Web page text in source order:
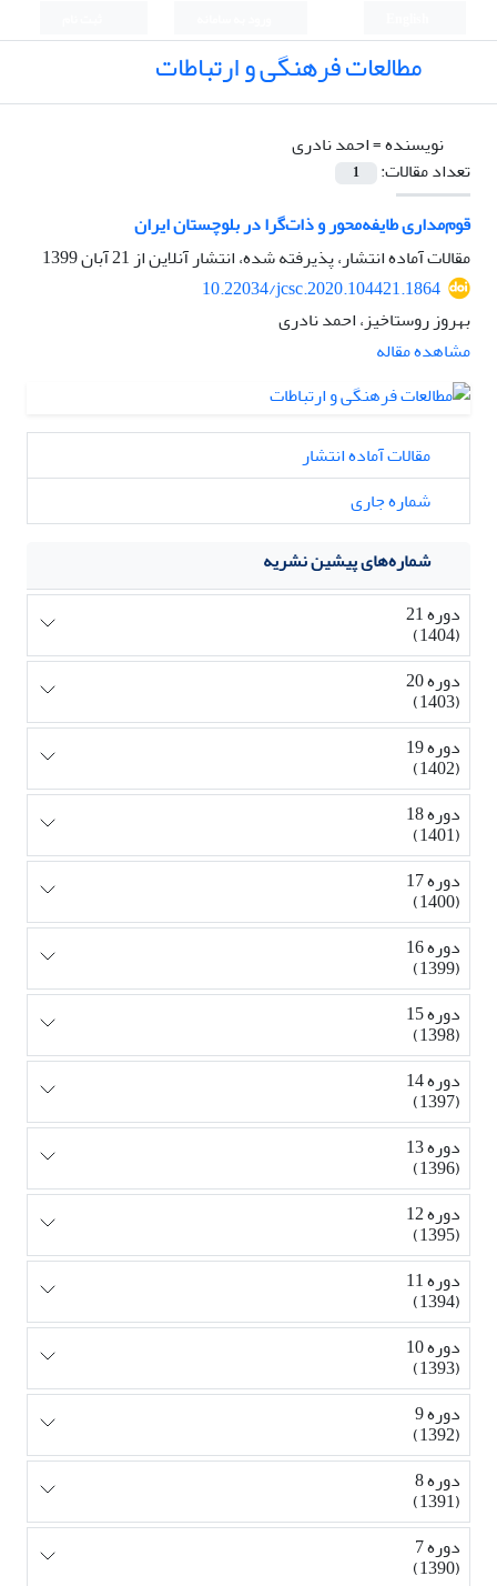
مطالعات فرهنگی و ارتباطات
نویسنده =احمد نادری
تعداد مقالات:
1
قوم‌مداری طایفه‌محور و ذات‌گرا در بلوچستان ایران
مقالات آماده انتشار، پذیرفته شده، انتشار آنلاین از21 آبان 1399
10.22034/jcsc.2020.104421.1864
بهروز روستاخیز، احمد نادری
مشاهده مقاله
مقالات آماده انتشار
شماره جاری
شماره‌های پیشین نشریه
دوره 21
(1404)
دوره 20
(1403)
دوره 19
(1402)
دوره 18
(1401)
دوره 17
(1400)
دوره 16
(1399)
دوره 15
(1398)
دوره 14
(1397)
دوره 13
(1396)
دوره 12
(1395)
دوره 11
(1394)
دوره 10
(1393)
دوره 9
(1392)
دوره 8
(1391)
دوره 7
(1390)